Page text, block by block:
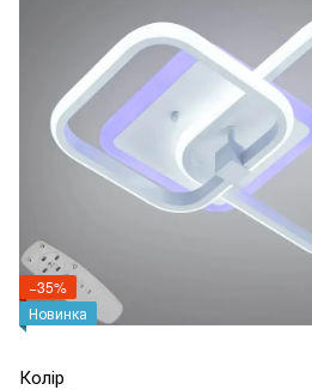
−35%
Новинка
Колір